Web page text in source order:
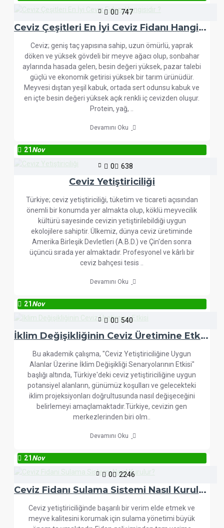
0 747
Ceviz Çeşitleri En İyi Ceviz Fidanı Hangisidir ?
Ceviz; geniş taç yapısına sahip, uzun ömürlü, yaprak
döken ve yüksek gövdeli bir meyve ağacı olup, sonbahar
aylarında hasada gelen, besin değeri yüksek, pazar talebi
güçlü ve ekonomik getirisi yüksek bir tarım ürünüdür.
Meyvesi dıştan yeşil kabuk, ortada sert odunsu kabuk ve
en içte besin değeri yüksek açık renkli iç cevizden oluşur.
Protein, yağ, ..
Devamını Oku
21Nov
0 638
Ceviz Yetiştiriciliği
Türkiye; ceviz yetiştiriciliği, tüketim ve ticareti açısından
önemli bir konumda yer almakta olup, köklü meyvecilik
kültürü sayesinde cevizin yetiştirilebildiği uygun
ekolojilere sahiptir. Ülkemiz, dünya ceviz üretiminde
Amerika Birleşik Devletleri (A.B.D.) ve Çin'den sonra
üçüncü sırada yer almaktadır. Profesyonel ve kârlı bir
ceviz bahçesi tesis ..
Devamını Oku
21Nov
0 540
İklim Değişikliğinin Ceviz Üretimine Etkisi
Bu akademik çalışma, "Ceviz Yetiştiriciliğine Uygun
Alanlar Üzerine İklim Değişikliği Senaryolarının Etkisi"
başlığı altında, Türkiye'deki ceviz yetiştiriciliğine uygun
potansiyel alanların, günümüz koşulları ve gelecekteki
iklim projeksiyonları doğrultusunda nasıl değişeceğini
belirlemeyi amaçlamaktadır.Türkiye, cevizin gen
merkezlerinden biri olm..
Devamını Oku
21Nov
0 2246
Ceviz Fidanı Sulama Sistemi Nasıl Kurulur?
Ceviz yetiştiriciliğinde başarılı bir verim elde etmek ve
meyve kalitesini korumak için sulama yönetimi büyük